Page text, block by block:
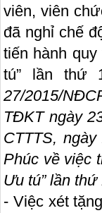
viên, viên
đã nghỉ chế
tiến hành quy
tú” lần thứ
27/2015/
TĐKT ngày
CTTTS,
Phúc về việc
Ưu tú” lần
- Việc xét